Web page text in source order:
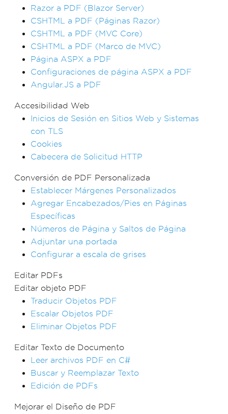
Razor a PDF (Blazor Server)
CSHTML a PDF (Páginas Razor)
CSHTML a PDF (MVC Core)
CSHTML a PDF (Marco de MVC)
Página ASPX a PDF
Configuraciones de página ASPX a PDF
Angular.JS a PDF
Accesibilidad Web
Inicios de Sesión en Sitios Web y Sistemas
con TLS
Cookies
Cabecera de Solicitud HTTP
Conversión de PDF Personalizada
Establecer Márgenes Personalizados
Agregar Encabezados/Pies en Páginas
Específicas
Números de Página y Saltos de Página
Adjuntar una portada
Configurar a escala de grises
Editar PDFs
Editar objeto PDF
Traducir Objetos PDF
Escalar Objetos PDF
Eliminar Objetos PDF
Editar Texto de Documento
Leer archivos PDF en C#
Buscar y Reemplazar Texto
Edición de PDFs
Mejorar el Diseño de PDF